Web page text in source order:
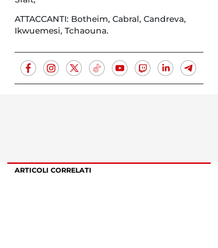
ATTACCANTI: Botheim, Cabral, Candreva,
Ikwuemesi, Tchaouna.
ARTICOLI CORRELATI